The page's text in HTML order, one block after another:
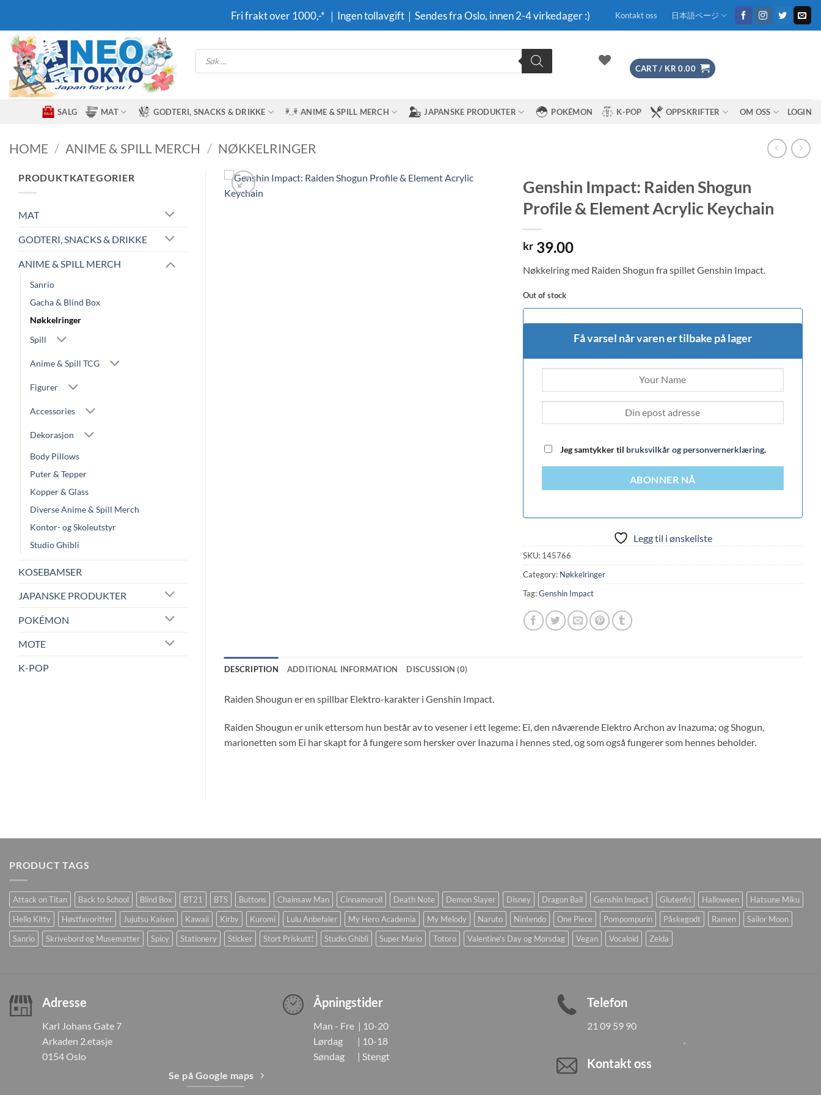
content
Fri frakt over 1000,-* ｜Ingen tollavgift｜Sendes fra Oslo, innen 2-4 virkedager :) Kontakt oss 日本語ページ
Products
search
CART / KR 0.00
SALG MAT GODTERI, SNACKS & DRIKKE ANIME & SPILL MERCH JAPANSKE PRODUKTER POKÉMON K-POP OPPSKRIFTER OM OSS LOGIN
HOME / ANIME & SPILL MERCH / NØKKELRINGER
PRODUKTKATEGORIER
MAT
GODTERI, SNACKS & DRIKKE
ANIME & SPILL MERCH
Sanrio
Gacha & Blind Box
Nøkkelringer
Spill
Anime & Spill TCG
Figurer
Accessories
Dekorasjon
Body Pillows
Puter & Tepper
Kopper & Glass
Diverse Anime & Spill Merch
Kontor- og Skoleutstyr
Studio Ghibli
KOSEBAMSER
JAPANSKE PRODUKTER
POKÉMON
MOTE
K-POP
Genshin Impact: Raiden Shogun
Profile & Element Acrylic Keychain
kr39.00
Nøkkelring med Raiden Shogun fra spillet Genshin Impact.
Out of stock
Få varsel når varen er tilbake på lager
Jeg samtykker til bruksvilkår og personvernerklæring.
ABONNER NÅ
Legg til i ønskeliste
SKU: 145766
Category: Nøkkelringer
Tag:Genshin Impact
DESCRIPTION ADDITIONAL INFORMATION DISCUSSION (0)
Raiden Shougun er en spillbar Elektro-karakter i Genshin Impact.
Raiden Shougun er unik ettersom hun består av to vesener i ett legeme: Ei, den nåværende Elektro Archon av Inazuma; og Shogun,
marionetten som Ei har skapt for å fungere som hersker over Inazuma i hennes sted, og som også fungerer som hennes beholder.
PRODUCT TAGS
Attack on Titan Back to School Blind Box BT21 BTS Buttons Chainsaw Man Cinnamoroll Death Note Demon Slayer Disney Dragon Ball Genshin Impact Glutenfri Halloween
Hatsune Miku
Hello Kitty
Høstfavoritter Jujutsu Kaisen Kawaii Kirby Kuromi Lulu Anbefaler My Hero Academia My Melody Naruto Nintendo One Piece Pompompurin Påskegodt Ramen
Sailor Moon
Sanrio
Skrivebord og Musematter Spicy Stationery Sticker Stort Priskutt! Studio Ghibli Super Mario Totoro Valentine's Day og Morsdag Vegan Vocaloid Zelda
Adresse
Karl Johans Gate 7
Arkaden 2.etasje
0154 Oslo
Se på Google maps
Åpningstider
Man - Fre | 10-20
Lørdag | 10-18
Søndag | Stengt
Telefon
21 09 59 90
Kontakt oss